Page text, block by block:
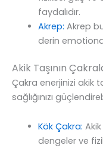
faydalıdır.
Akrep: Akrep
derin
Akik Taşının
Çakra enerjinizi akik
sağlığınızı
Kök Çakra:
dengeler ve